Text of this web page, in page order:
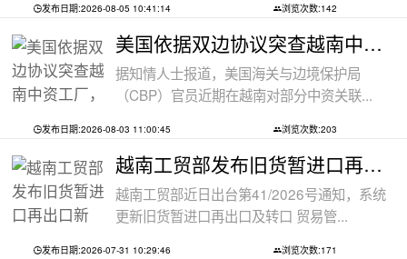
发布日期:2026-08-05 10:41:14 浏览次数:142
美国依据双边协议突查越南中资工厂，三
据知情人士报道，美国海关与边境保护局
（CBP）官员近期在越南对部分中资关联...
发布日期:2026-08-03 11:00:45 浏览次数:203
越南工贸部发布旧货暂进口再出口新规：
越南工贸部近日出台第41/2026号通知，系统
更新旧货暂进口再出口及转口 贸易管...
发布日期:2026-07-31 10:29:46 浏览次数:171